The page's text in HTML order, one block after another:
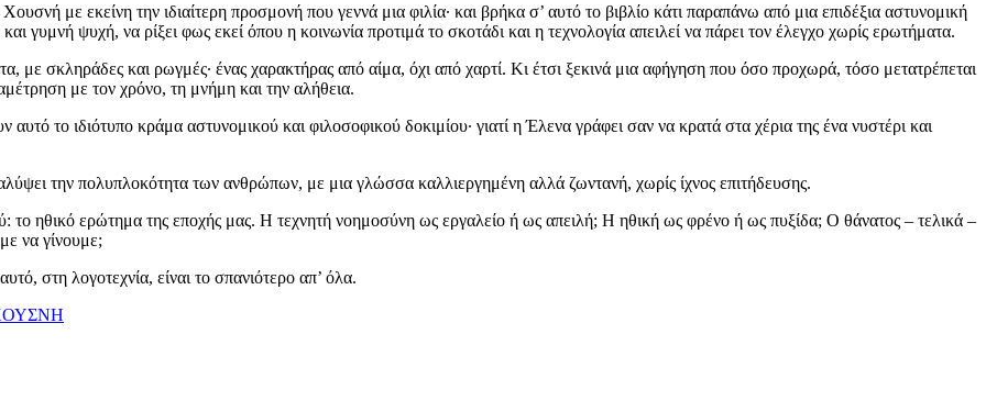
με εκείνη την ιδιαίτερη προσμονή που γεννά μια φιλία· και βρήκα σ’ αυτό το βιβλίο κάτι παραπάνω από μια επιδέξια αστυνομική
ψυχή, να ρίξει φως εκεί όπου η κοινωνία προτιμά το σκοτάδι και η τεχνολογία απειλεί να πάρει τον έλεγχο χωρίς ερωτήματα.
με σκληράδες και ρωγμές· ένας χαρακτήρας από αίμα, όχι από χαρτί. Κι έτσι ξεκινά μια αφήγηση που όσο προχωρά, τόσο μετατρέπεται
με τον χρόνο, τη μνήμη και την αλήθεια.
το ιδιότυπο κράμα αστυνομικού και φιλοσοφικού δοκιμίου· γιατί η Έλενα γράφει σαν να κρατά στα χέρια της ένα νυστέρι και
την πολυπλοκότητα των ανθρώπων, με μια γλώσσα καλλιεργημένη αλλά ζωντανή, χωρίς ίχνος επιτήδευσης.
το ηθικό ερώτημα της εποχής μας. Η τεχνητή νοημοσύνη ως εργαλείο ή ως απειλή; Η ηθική ως φρένο ή ως πυξίδα; Ο θάνατος – τελικά –
να γίνουμε;
στη λογοτεχνία, είναι το σπανιότερο απ’ όλα.